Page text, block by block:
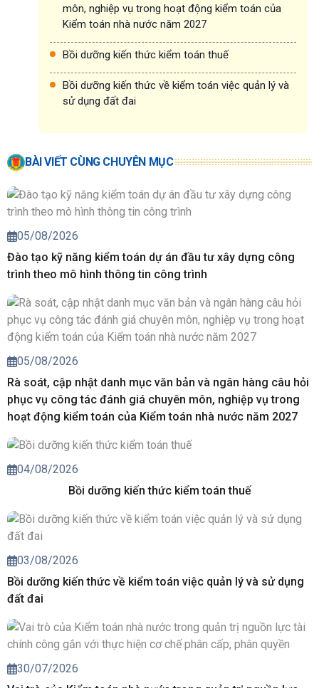
môn, nghiệp vụ trong hoạt động kiểm toán của
Kiểm toán nhà nước năm 2027
Bồi dưỡng kiến thức kiểm toán thuế
Bồi dưỡng kiến thức về kiểm toán việc quản lý và
sử dụng đất đai
BÀI VIẾT CÙNG CHUYÊN MỤC
05/08/2026
Đào tạo kỹ năng kiểm toán dự án đầu tư xây dựng công
trình theo mô hình thông tin công trình
05/08/2026
Rà soát, cập nhật danh mục văn bản và ngân hàng câu hỏi
phục vụ công tác đánh giá chuyên môn, nghiệp vụ trong
hoạt động kiểm toán của Kiểm toán nhà nước năm 2027
04/08/2026
Bồi dưỡng kiến thức kiểm toán thuế
03/08/2026
Bồi dưỡng kiến thức về kiểm toán việc quản lý và sử dụng
đất đai
30/07/2026